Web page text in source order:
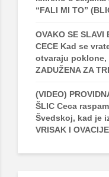
“FALI MI TO”
OVAKO SE SLAVI
CECE Kad se
otvaraju poklone,
ZADUŽENA ZA
(VIDEO)
ŠLIC Ceca
Švedskoj, kad je
VRISAK I